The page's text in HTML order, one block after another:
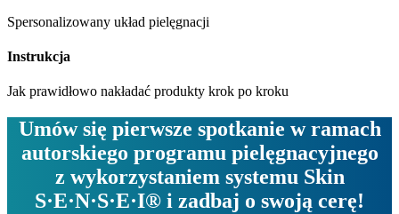
Spersonalizowany układ pielęgnacji
Instrukcja
Jak prawidłowo nakładać produkty krok po kroku
Umów się pierwsze spotkanie w ramach
autorskiego programu pielęgnacyjnego
z wykorzystaniem systemu Skin
S·E·N·S·E·I® i zadbaj o swoją cerę!